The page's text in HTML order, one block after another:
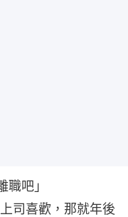
職吧」
司喜歡，那就年後